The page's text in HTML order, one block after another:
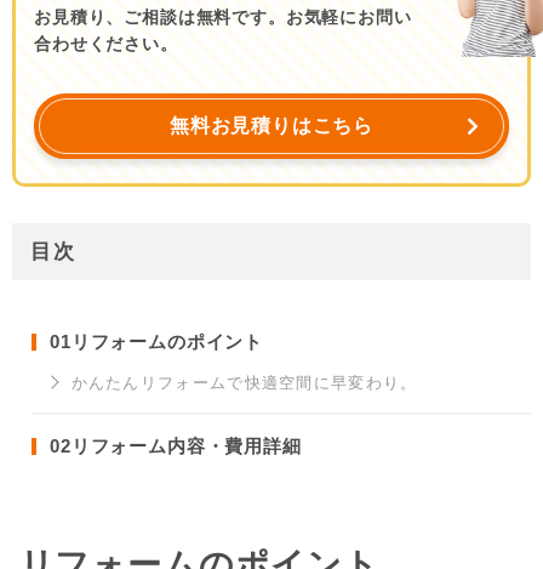
お見積り、ご相談は無料です。お気軽にお問い
合わせください。
無料お見積りはこちら
目次
01 リフォームのポイント
かんたんリフォームで快適空間に早変わり。
02 リフォーム内容・費用詳細